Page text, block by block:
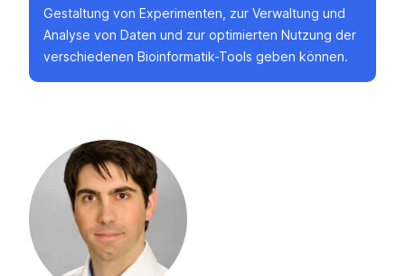
Gestaltung von Experimenten, zur Verwaltung und
Analyse von Daten und zur optimierten Nutzung der
verschiedenen Bioinformatik-Tools geben können.